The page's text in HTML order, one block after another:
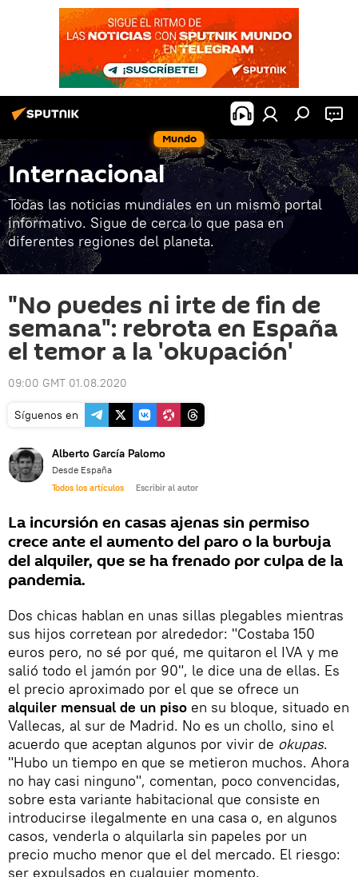
Mundo
Internacional
Todas las noticias mundiales en un mismo portal
informativo. Sigue de cerca lo que pasa en
diferentes regiones del planeta.
"No puedes ni irte de fin de
semana": rebrota en España
el temor a la 'okupación'
09:00 GMT 01.08.2020
Síguenos en
Alberto García Palomo
Desde España
Todos los artículos Escribir al autor
La incursión en casas ajenas sin permiso
crece ante el aumento del paro o la burbuja
del alquiler, que se ha frenado por culpa de la
pandemia.
Dos chicas hablan en unas sillas plegables mientras
sus hijos corretean por alrededor: "Costaba 150
euros pero, no sé por qué, me quitaron el IVA y me
salió todo el jamón por 90", le dice una de ellas. Es
el precio aproximado por el que se ofrece un
alquiler mensual de un piso en su bloque, situado en
Vallecas, al sur de Madrid. No es un chollo, sino el
acuerdo que aceptan algunos por vivir de okupas.
"Hubo un tiempo en que se metieron muchos. Ahora
no hay casi ninguno", comentan, poco convencidas,
sobre esta variante habitacional que consiste en
introducirse ilegalmente en una casa o, en algunos
casos, venderla o alquilarla sin papeles por un
precio mucho menor que el del mercado. El riesgo:
ser expulsados en cualquier momento.